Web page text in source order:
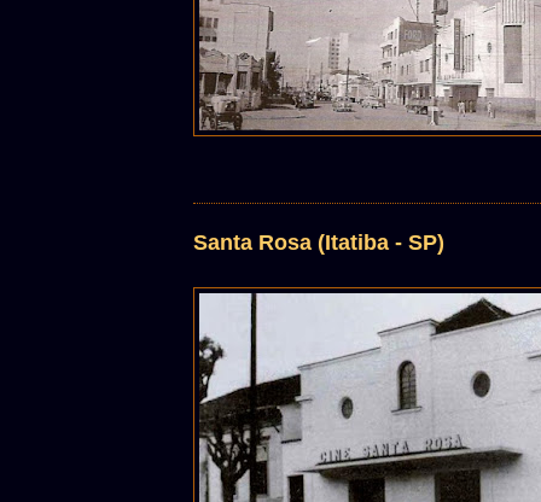
Santa Rosa (Itatiba - SP)